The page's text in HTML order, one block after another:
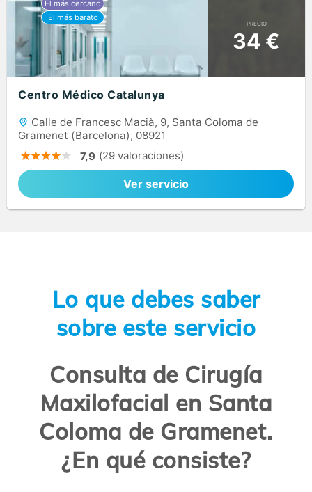
PRECIO
34 €
Centro Médico Catalunya
Calle de Francesc Macià, 9, Santa Coloma de
Gramenet (Barcelona), 08921
7,9 (29 valoraciones)
Ver servicio
Lo que debes saber
sobre este servicio
Consulta de Cirugía
Maxilofacial en Santa
Coloma de Gramenet.
¿En qué consiste?